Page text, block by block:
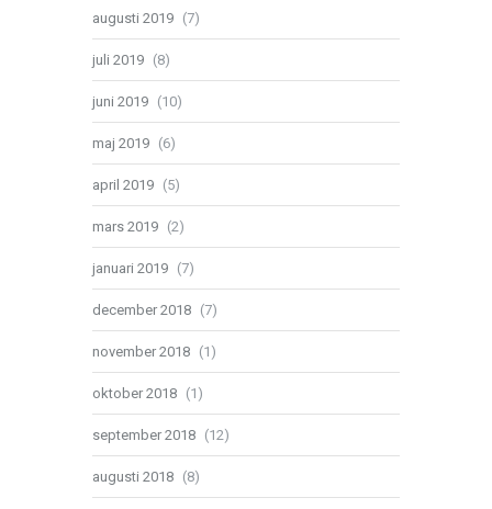
augusti 2019 (7)
juli 2019 (8)
juni 2019 (10)
maj 2019 (6)
april 2019 (5)
mars 2019 (2)
januari 2019 (7)
december 2018 (7)
november 2018 (1)
oktober 2018 (1)
september 2018 (12)
augusti 2018 (8)